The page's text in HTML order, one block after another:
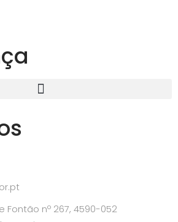
Fontão nº 267, 4590-052